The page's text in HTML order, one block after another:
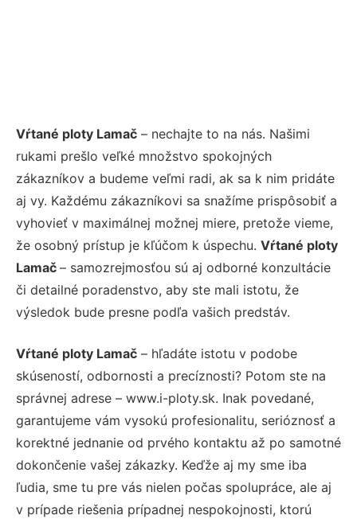
Vŕtané ploty Lamač – nechajte to na nás. Našimi
rukami prešlo veľké množstvo spokojných
zákazníkov a budeme veľmi radi, ak sa k nim pridáte
aj vy. Každému zákazníkovi sa snažíme prispôsobiť a
vyhovieť v maximálnej možnej miere, pretože vieme,
že osobný prístup je kľúčom k úspechu. Vŕtané ploty
Lamač – samozrejmosťou sú aj odborné konzultácie
či detailné poradenstvo, aby ste mali istotu, že
výsledok bude presne podľa vašich predstáv.
Vŕtané ploty Lamač – hľadáte istotu v podobe
skúseností, odbornosti a precíznosti? Potom ste na
správnej adrese – www.i-ploty.sk. Inak povedané,
garantujeme vám vysokú profesionalitu, serióznosť a
korektné jednanie od prvého kontaktu až po samotné
dokončenie vašej zákazky. Keďže aj my sme iba
ľudia, sme tu pre vás nielen počas spolupráce, ale aj
v prípade riešenia prípadnej nespokojnosti, ktorú